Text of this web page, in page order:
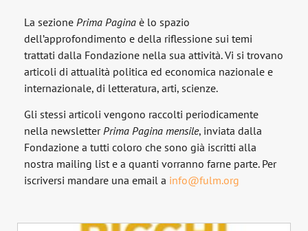
La sezione Prima Pagina è lo spazio
dell’approfondimento e della riflessione sui temi
trattati dalla Fondazione nella sua attività. Vi si trovano
articoli di attualità politica ed economica nazionale e
internazionale, di letteratura, arti, scienze.
Gli stessi articoli vengono raccolti periodicamente
nella newsletterPrima Pagina mensile, inviata dalla
Fondazione a tutti coloro che sono già iscritti alla
nostra mailing list e a quanti vorranno farne parte. Per
iscriversi mandare una email a info@fulm.org